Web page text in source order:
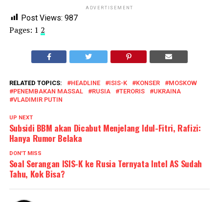
ADVERTISEMENT
Post Views: 987
Pages: 1 2
RELATED TOPICS: HEADLINE ISIS-K KONSER
MOSKOW
PENEMBAKAN MASSAL
RUSIA TERORIS
UKRAINA
VLADIMIR PUTIN
UP NEXT
Subsidi BBM akan Dicabut Menjelang Idul-Fitri, Rafizi:
Hanya Rumor Belaka
DON'T MISS
Soal Serangan ISIS-K ke Rusia Ternyata Intel AS Sudah
Tahu, Kok Bisa?